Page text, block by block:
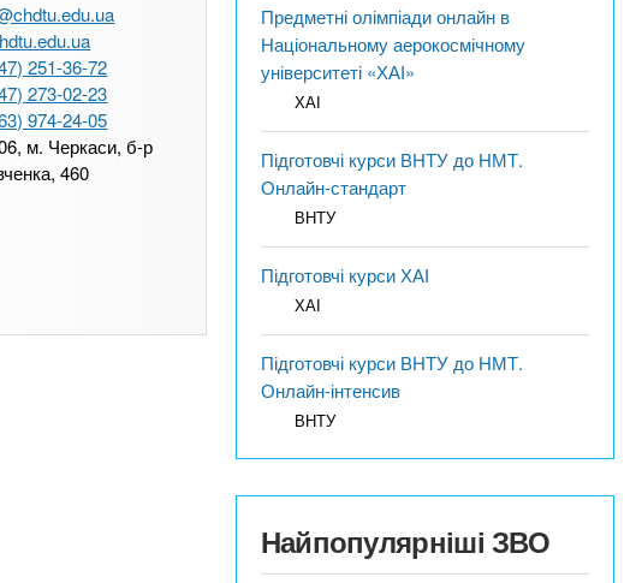
251-36-72
273-02-23
974-24-05
м. Черкаси, б-р
460
Предметні олімпіади онлайн в
Національному аерокосмічному
університеті «ХАІ»
ХАІ
Підготовчі курси ВНТУ до НМТ.
Онлайн-стандарт
ВНТУ
Підготовчі курси ХАІ
ХАІ
Підготовчі курси ВНТУ до НМТ.
Онлайн-інтенсив
ВНТУ
Найпопулярніші ЗВО